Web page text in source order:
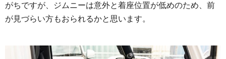
がちですが、ジムニーは意外と着座位置が低めのため、前
が見づらい方もおられるかと思います。